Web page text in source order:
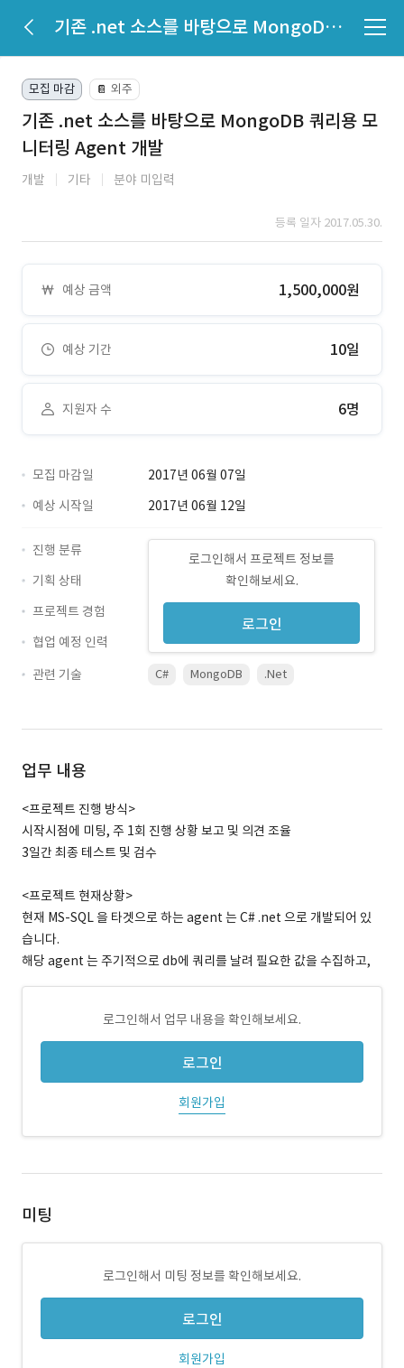
기존 .net 소스를 바탕으로 MongoDB 쿼리용 모니터링 Agent 개발
모집 마감 📔 외주
기존 .net 소스를 바탕으로 MongoDB 쿼리용 모
니터링 Agent 개발
개발 기타 분야 미입력
등록 일자 2017.05.30.
예상 금액 1,500,000원
예상 기간 10일
지원자 수 6명
모집 마감일
2017년 06월 07일
예상 시작일
2017년 06월 12일
로그인해서 프로젝트 정보를
확인해보세요.
로그인
진행 분류
기획 상태
프로젝트 경험
협업 예정 인력
관련 기술
C# MongoDB .Net
업무 내용
<프로젝트 진행 방식>
시작시점에 미팅, 주 1회 진행 상황 보고 및 의견 조율
3일간 최종 테스트 및 검수
<프로젝트 현재상황>
현재 MS-SQL 을 타겟으로 하는 agent 는 C# .net 으로 개발되어 있
습니다.
해당 agent 는 주기적으로 db에 쿼리를 날려 필요한 값을 수집하고,
로그인해서 업무 내용을 확인해보세요.
로그인
회원가입
미팅
로그인해서 미팅 정보를 확인해보세요.
로그인
회원가입